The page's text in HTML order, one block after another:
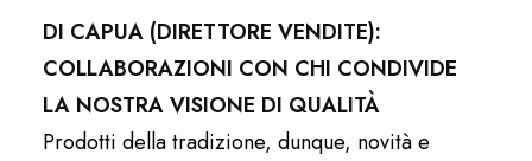
DI CAPUA (DIRETTORE VENDITE):
COLLABORAZIONI CON CHI CONDIVIDE
LA NOSTRA VISIONE DI QUALITÀ
Prodotti della tradizione, dunque, novità e